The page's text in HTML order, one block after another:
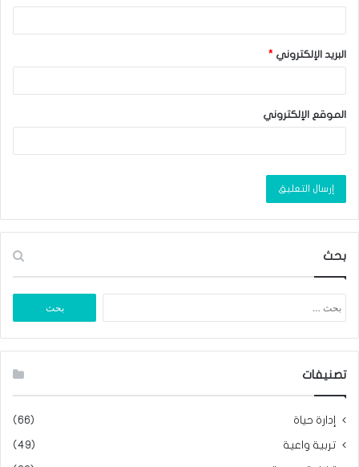
البريد الإلكتروني *
الموقع الإلكتروني
بحث
عن:
تصنيفات
إدارة حياة (66)
تربية واعية (49)